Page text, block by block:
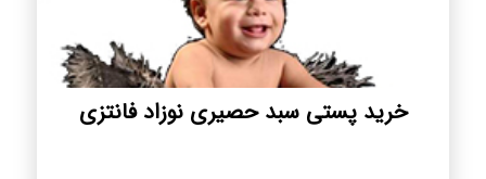
خرید پستی سبد حصیری نوزاد فانتزی